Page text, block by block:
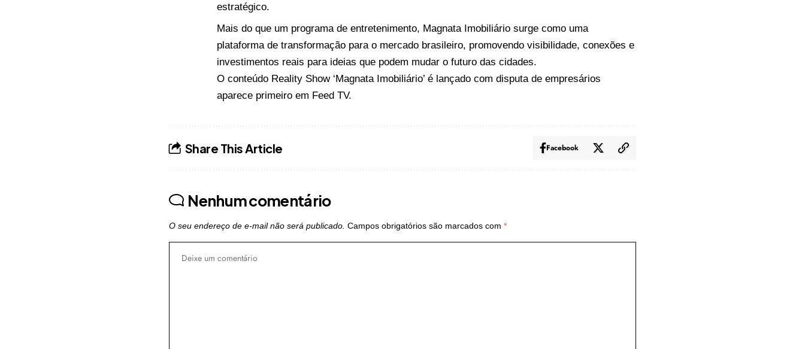
estratégico.
Mais do que um programa de entretenimento, Magnata Imobiliário surge como uma
plataforma de transformação para o mercado brasileiro, promovendo visibilidade, conexões e
investimentos reais para ideias que podem mudar o futuro das cidades.
O conteúdo Reality Show ‘Magnata Imobiliário’ é lançado com disputa de empresários
aparece primeiro em Feed TV.
Share This Article Facebook
Nenhum comentário
O seu endereço de e-mail não será publicado. Campos obrigatórios são marcados com *